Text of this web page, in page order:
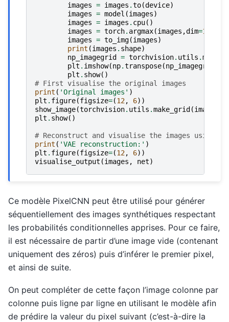
images = images .to(device)
images = model (images)
images = images . cpu()
images = torch. argmax(images ,dim=1
images = to_img(images)
print (images . shape)
np_imagegrid
= torchvision. utils .
plt . imshow(np.transpose(np_imagegrid
plt . show()
# First visualise the original images
print ( 'Original images' )
plt . figure(figsize=(12, 6))
show_image(torchvision. utils .make_grid (images
plt . show()
# Reconstruct and visualise the images using
print ( 'VAE reconstruction:' )
plt . figure(figsize=(12, 6))
visualise_output (images , net)
Ce modèle PixelCNN peut être utilisé pour générer
séquentiellement des images synthétiques respectant
les probabilités conditionnelles apprises. Pour ce faire,
il est nécessaire de partir d’une image vide (contenant
uniquement des zéros) puis d’inférer le premier pixel,
et ainsi de suite.
On peut compléter de cette façon l’image colonne par
colonne puis ligne par ligne en utilisant le modèle afin
de prédire la valeur du pixel suivant (c’est-à-dire la